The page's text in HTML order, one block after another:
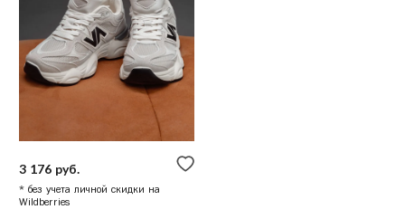
3 176 руб.
* без учета личной скидки на
Wildberries